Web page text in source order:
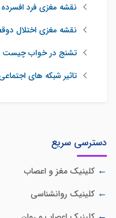
نقشه مغزی فرد
نقشه مغزی اختلال
تشنج در خواب
تاثیر شبکه‌ های
دسترسی سریع
کلینیک مغز و اعصاب
کلینیک روانشناسی